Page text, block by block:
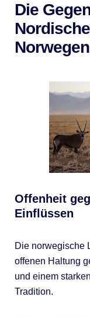
Die
Norwegen
Offenheit
Einflüssen
Die norwegische
offenen Haltung
und einem
Tradition.